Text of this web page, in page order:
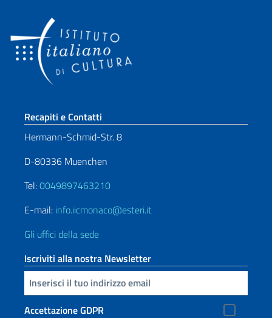
Sezione footer
Recapiti e Contatti
Hermann-Schmid-Str. 8
D-80336 Muenchen
Tel:0049897463210
E-mail: info.iicmonaco@esteri.it
Gli uffici della sede
Iscriviti alla nostra Newsletter
Inserisci la tua email
Accettazione GDPR